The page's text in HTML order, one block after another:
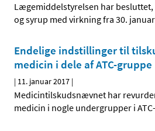
Lægemiddelstyrelsen har
og syrup med virkning fra 30.
Endelige indstillinger til
medicin i dele af ATC-gruppe
| 11. januar 2017 |
Medicintilskudsnævnet har
medicin i nogle undergrupper i